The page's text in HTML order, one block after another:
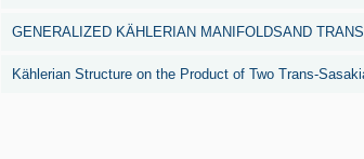
GENERALIZED KÄHLERIAN MANIFOLDSAND
Kählerian Structure on the Product of Two Trans-